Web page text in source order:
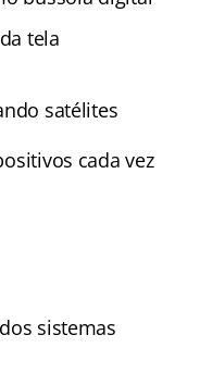
tela
satélites
cada vez
sistemas